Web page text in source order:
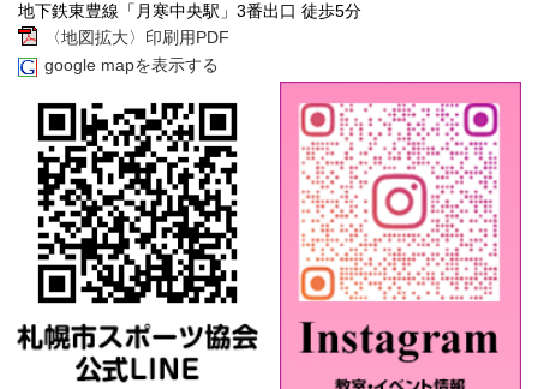
地下鉄東豊線「月寒中央駅」3番出口 徒歩5分
〈地図拡大〉印刷用PDF
google mapを表示する